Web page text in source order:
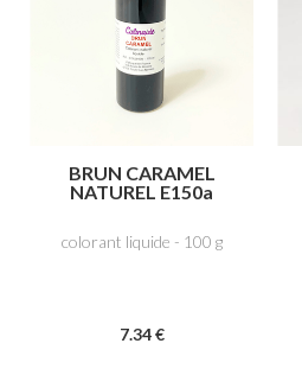
BRUN CARAMEL
NATUREL E150a
colorant liquide - 100 g
7.34 €